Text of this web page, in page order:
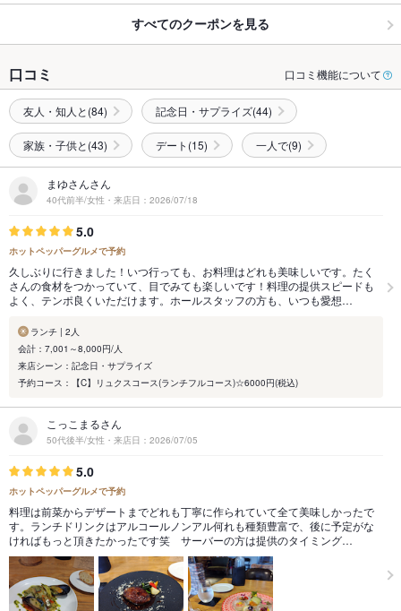
すべてのクーポンを見る
口コミ 口コミ機能について
友人・知人と(84) 記念日・サプライズ(44)
家族・子供と(43) デート(15) 一人で(9)
まゆさんさん
40代前半/女性・来店日：2026/07/18
5.0
ホットペッパーグルメで予約
久しぶりに行きました！いつ行っても、お料理はどれも美味しいです。たく
さんの食材をつかっていて、目でみても楽しいです！料理の提供スピードも
よく、テンポ良くいただけます。ホールスタッフの方も、いつも愛想…
ランチ | 2人
会計：7,001～8,000円/人
来店シーン：記念日・サプライズ
予約コース：【C】リュクスコース(ランチフルコース)☆6000円(税込)
こっこまるさん
50代後半/女性・来店日：2026/07/05
5.0
ホットペッパーグルメで予約
料理は前菜からデザートまでどれも丁寧に作られていて全て美味しかったで
す。ランチドリンクはアルコールノンアル何れも種類豊富で、後に予定がな
ければもっと頂きたかったです笑 サーバーの方は提供のタイミング…